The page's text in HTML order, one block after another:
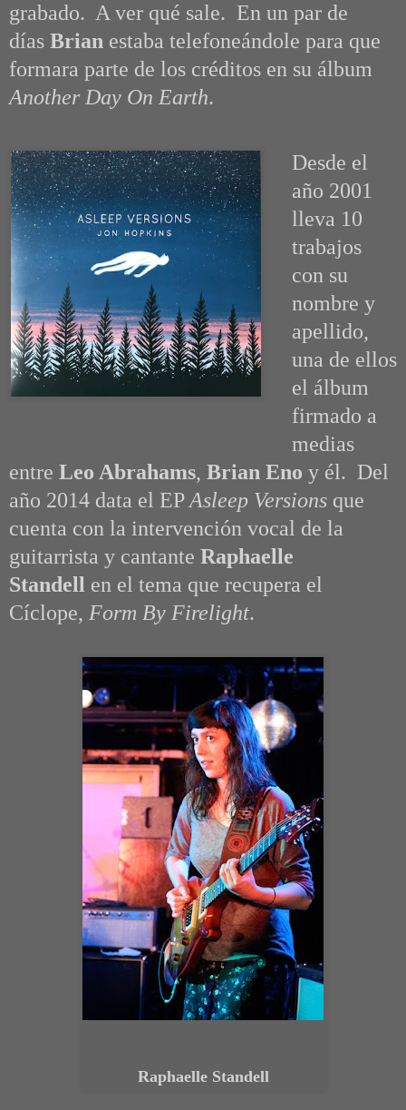
grabado. A ver qué sale. En un par de
días Brian estaba telefoneándole para que
formara parte de los créditos en su álbum
Another Day On Earth.
Desde el
año 2001
lleva 10
trabajos
con su
nombre y
apellido,
una de ellos
el álbum
firmado a
medias
entre Leo Abrahams, Brian Eno y él. Del
año 2014 data el EPAsleep Versions que
cuenta con la intervención vocal de la
guitarrista y cantante Raphaelle
Standell en el tema que recupera el
Cíclope, Form By Firelight.
Raphaelle Standell